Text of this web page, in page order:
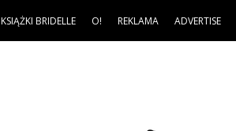
KSIĄŻKI BRIDELLE O! REKLAMA ADVERTISE